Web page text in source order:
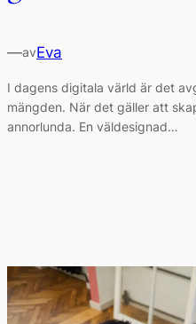
—avEva
I dagens digitala värld är det
mängden. När det gäller att
annorlunda. En väldesignad…